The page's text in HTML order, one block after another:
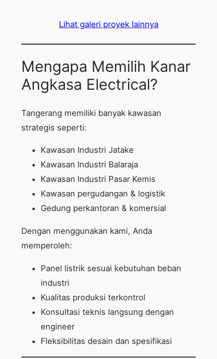
Lihat galeri proyek lainnya
Mengapa Memilih Kanar
Angkasa Electrical?
Tangerang memiliki banyak kawasan
strategis seperti:
Kawasan Industri Jatake
Kawasan Industri Balaraja
Kawasan Industri Pasar Kemis
Kawasan pergudangan & logistik
Gedung perkantoran & komersial
Dengan menggunakan kami, Anda
memperoleh:
Panel listrik sesuai kebutuhan beban
industri
Kualitas produksi terkontrol
Konsultasi teknis langsung dengan
engineer
Fleksibilitas desain dan spesifikasi